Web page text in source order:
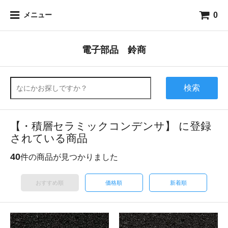
メニュー 0
電子部品 鈴商
検索
【・積層セラミックコンデンサ】 に登録
されている商品
40件の商品が見つかりました
おすすめ順 価格順 新着順